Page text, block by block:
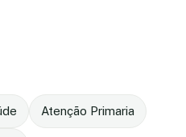
Atenção Primaria